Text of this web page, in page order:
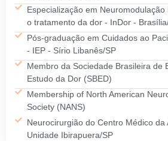
Especialização em Neuromodulação
o tratamento da dor - InDor -
Pós-graduação em Cuidados ao
- IEP - Sírio Libanês/SP
Membro da Sociedade Brasileira de
Estudo da Dor (SBED)
Membership of North American
Society (NANS)
Neurocirurgião do Centro Médico da
Unidade Ibirapuera/SP